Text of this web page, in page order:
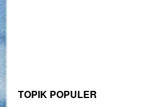
TOPIK POPULER